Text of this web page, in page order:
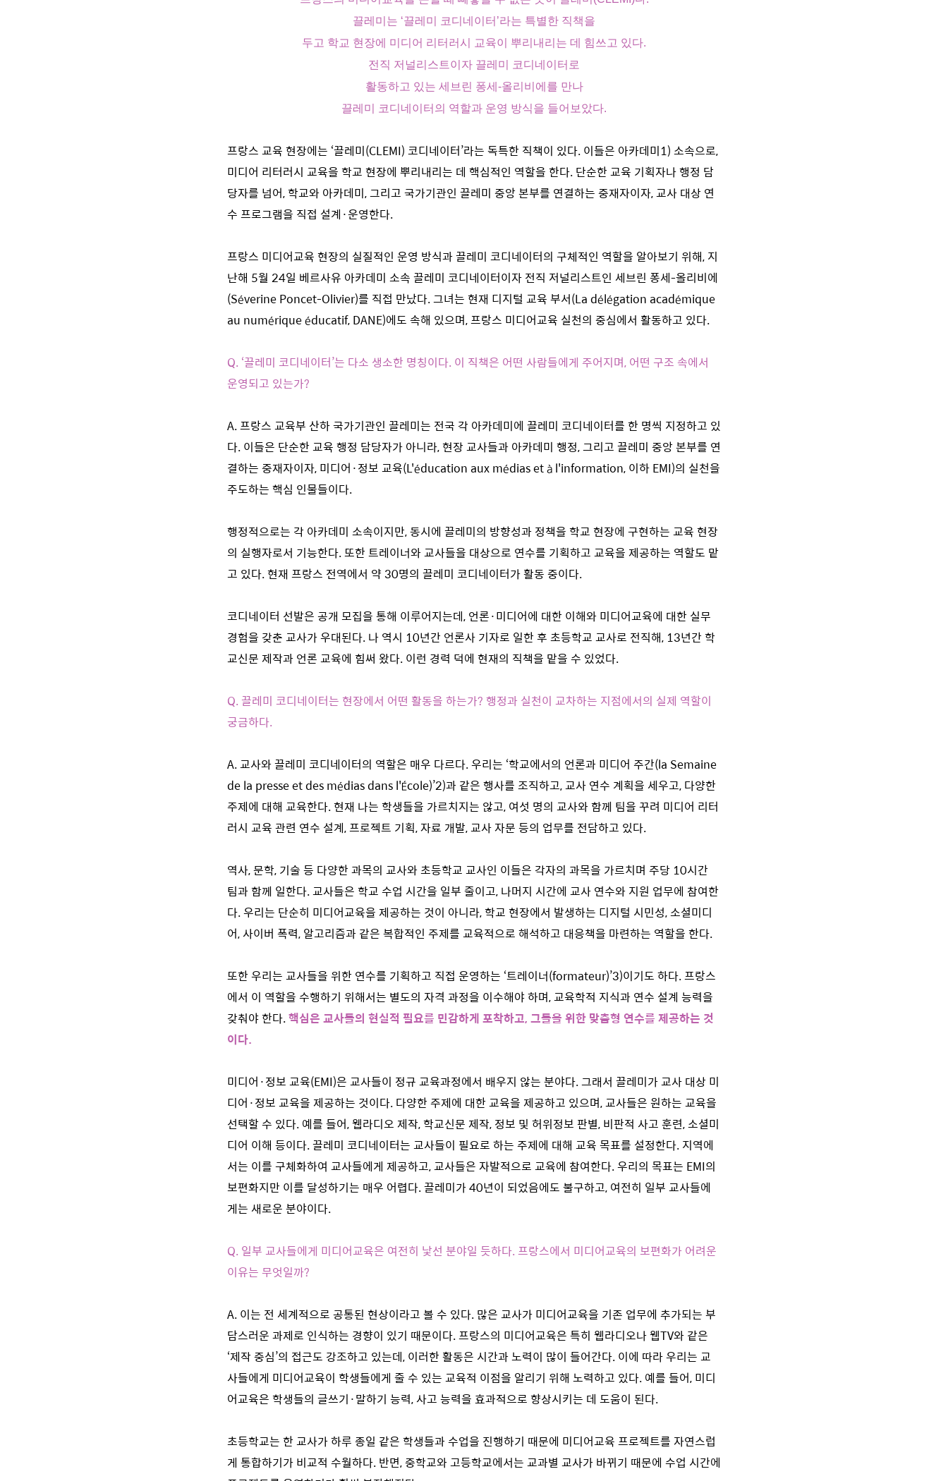
끌레미는 ‘끌레미 코디네이터’라는 특별한 직책을
두고 학교 현장에 미디어 리터러시 교육이 뿌리내리는 데 힘쓰고 있다.
전직 저널리스트이자 끌레미 코디네이터로
활동하고 있는 세브린 퐁세-올리비에를 만나
끌레미 코디네이터의 역할과 운영 방식을 들어보았다.
프랑스 교육 현장에는 ‘끌레미(CLEMI) 코디네이터’라는 독특한 직책이 있다. 이들은 아카데미1) 소속으로,
미디어 리터러시 교육을 학교 현장에 뿌리내리는 데 핵심적인 역할을 한다. 단순한 교육 기획자나 행정 담
당자를 넘어, 학교와 아카데미, 그리고 국가기관인 끌레미 중앙 본부를 연결하는 중재자이자, 교사 대상 연
수 프로그램을 직접 설계·운영한다.
프랑스 미디어교육 현장의 실질적인 운영 방식과 끌레미 코디네이터의 구체적인 역할을 알아보기 위해, 지
난해 5월 24일 베르사유 아카데미 소속 끌레미 코디네이터이자 전직 저널리스트인 세브린 퐁세-올리비에
(Séverine Poncet-Olivier)를 직접 만났다. 그녀는 현재 디지털 교육 부서(La délégation académique
au numérique éducatif, DANE)에도 속해 있으며, 프랑스 미디어교육 실천의 중심에서 활동하고 있다.
Q. ‘끌레미 코디네이터’는 다소 생소한 명칭이다. 이 직책은 어떤 사람들에게 주어지며, 어떤 구조 속에서
운영되고 있는가?
A. 프랑스 교육부 산하 국가기관인 끌레미는 전국 각 아카데미에 끌레미 코디네이터를 한 명씩 지정하고 있
다. 이들은 단순한 교육 행정 담당자가 아니라, 현장 교사들과 아카데미 행정, 그리고 끌레미 중앙 본부를 연
결하는 중재자이자, 미디어·정보 교육(L'éducation aux médias et à l'information, 이하 EMI)의 실천을
주도하는 핵심 인물들이다.
행정적으로는 각 아카데미 소속이지만, 동시에 끌레미의 방향성과 정책을 학교 현장에 구현하는 교육 현장
의 실행자로서 기능한다. 또한 트레이너와 교사들을 대상으로 연수를 기획하고 교육을 제공하는 역할도 맡
고 있다. 현재 프랑스 전역에서 약 30명의 끌레미 코디네이터가 활동 중이다.
코디네이터 선발은 공개 모집을 통해 이루어지는데, 언론·미디어에 대한 이해와 미디어교육에 대한 실무
경험을 갖춘 교사가 우대된다. 나 역시 10년간 언론사 기자로 일한 후 초등학교 교사로 전직해, 13년간 학
교신문 제작과 언론 교육에 힘써 왔다. 이런 경력 덕에 현재의 직책을 맡을 수 있었다.
Q. 끌레미 코디네이터는 현장에서 어떤 활동을 하는가? 행정과 실천이 교차하는 지점에서의 실제 역할이
궁금하다.
A. 교사와 끌레미 코디네이터의 역할은 매우 다르다. 우리는 ‘학교에서의 언론과 미디어 주간(la Semaine
de la presse et des médias dans l'École)’2)과 같은 행사를 조직하고, 교사 연수 계획을 세우고, 다양한
주제에 대해 교육한다. 현재 나는 학생들을 가르치지는 않고, 여섯 명의 교사와 함께 팀을 꾸려 미디어 리터
러시 교육 관련 연수 설계, 프로젝트 기획, 자료 개발, 교사 자문 등의 업무를 전담하고 있다.
역사, 문학, 기술 등 다양한 과목의 교사와 초등학교 교사인 이들은 각자의 과목을 가르치며 주당 10시간
팀과 함께 일한다. 교사들은 학교 수업 시간을 일부 줄이고, 나머지 시간에 교사 연수와 지원 업무에 참여한
다. 우리는 단순히 미디어교육을 제공하는 것이 아니라, 학교 현장에서 발생하는 디지털 시민성, 소셜미디
어, 사이버 폭력, 알고리즘과 같은 복합적인 주제를 교육적으로 해석하고 대응책을 마련하는 역할을 한다.
또한 우리는 교사들을 위한 연수를 기획하고 직접 운영하는 ‘트레이너(formateur)’3)이기도 하다. 프랑스
에서 이 역할을 수행하기 위해서는 별도의 자격 과정을 이수해야 하며, 교육학적 지식과 연수 설계 능력을
갖춰야 한다.핵심은 교사들의 현실적 필요를 민감하게 포착하고, 그들을 위한 맞춤형 연수를 제공하는 것
이다.
미디어·정보 교육(EMI)은 교사들이 정규 교육과정에서 배우지 않는 분야다. 그래서 끌레미가 교사 대상 미
디어·정보 교육을 제공하는 것이다. 다양한 주제에 대한 교육을 제공하고 있으며, 교사들은 원하는 교육을
선택할 수 있다. 예를 들어, 웹라디오 제작, 학교신문 제작, 정보 및 허위정보 판별, 비판적 사고 훈련, 소셜미
디어 이해 등이다. 끌레미 코디네이터는 교사들이 필요로 하는 주제에 대해 교육 목표를 설정한다. 지역에
서는 이를 구체화하여 교사들에게 제공하고, 교사들은 자발적으로 교육에 참여한다. 우리의 목표는 EMI의
보편화지만 이를 달성하기는 매우 어렵다. 끌레미가 40년이 되었음에도 불구하고, 여전히 일부 교사들에
게는 새로운 분야이다.
Q. 일부 교사들에게 미디어교육은 여전히 낯선 분야일 듯하다. 프랑스에서 미디어교육의 보편화가 어려운
이유는 무엇일까?
A. 이는 전 세계적으로 공통된 현상이라고 볼 수 있다. 많은 교사가 미디어교육을 기존 업무에 추가되는 부
담스러운 과제로 인식하는 경향이 있기 때문이다. 프랑스의 미디어교육은 특히 웹라디오나 웹TV와 같은
‘제작 중심’의 접근도 강조하고 있는데, 이러한 활동은 시간과 노력이 많이 들어간다. 이에 따라 우리는 교
사들에게 미디어교육이 학생들에게 줄 수 있는 교육적 이점을 알리기 위해 노력하고 있다. 예를 들어, 미디
어교육은 학생들의 글쓰기·말하기 능력, 사고 능력을 효과적으로 향상시키는 데 도움이 된다.
초등학교는 한 교사가 하루 종일 같은 학생들과 수업을 진행하기 때문에 미디어교육 프로젝트를 자연스럽
게 통합하기가 비교적 수월하다. 반면, 중학교와 고등학교에서는 교과별 교사가 바뀌기 때문에 수업 시간에